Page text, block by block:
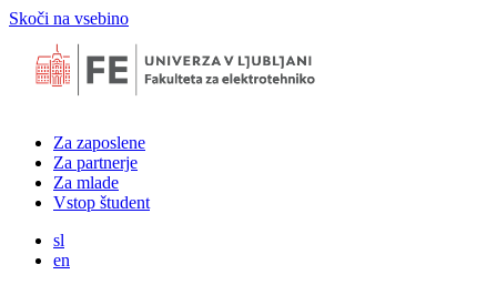
Skoči na vsebino
Za zaposlene
Za partnerje
Za mlade
Vstop študent
sl
en